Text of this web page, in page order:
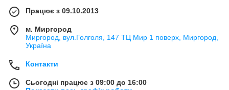
Працює з 09.10.2013
м. Миргород
Миргород, вул.Голголя, 147 ТЦ Мир 1 поверх, Миргород,
Україна
Контакти
Сьогодні працює з 09:00 до 16:00